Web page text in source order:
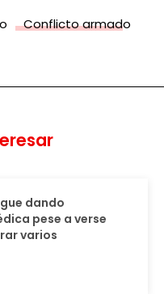
Conflicto armado
dando
pese a verse
varios